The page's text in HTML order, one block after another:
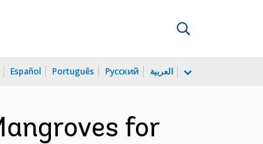
Español Português Русский العربية
for